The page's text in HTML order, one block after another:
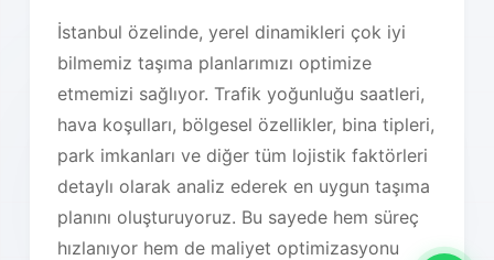
İstanbul özelinde, yerel dinamikleri çok iyi
bilmemiz taşıma planlarımızı optimize
etmemizi sağlıyor. Trafik yoğunluğu saatleri,
hava koşulları, bölgesel özellikler, bina tipleri,
park imkanları ve diğer tüm lojistik faktörleri
detaylı olarak analiz ederek en uygun taşıma
planını oluşturuyoruz. Bu sayede hem süreç
hızlanıyor hem de maliyet optimizasyonu